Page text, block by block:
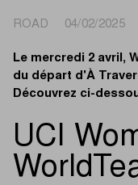
ROAD 04/02/2025
Le mercredi 2 avril,
du départ d'À
Découvrez ci-
UCI